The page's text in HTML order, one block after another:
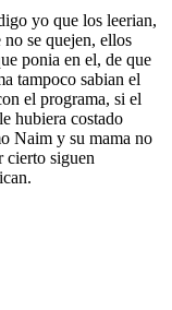
yo que los leerian,
se quejen, ellos
ponia en el, de que
tampoco sabian el
el programa, si el
hubiera costado
Naim y su mama no
cierto siguen